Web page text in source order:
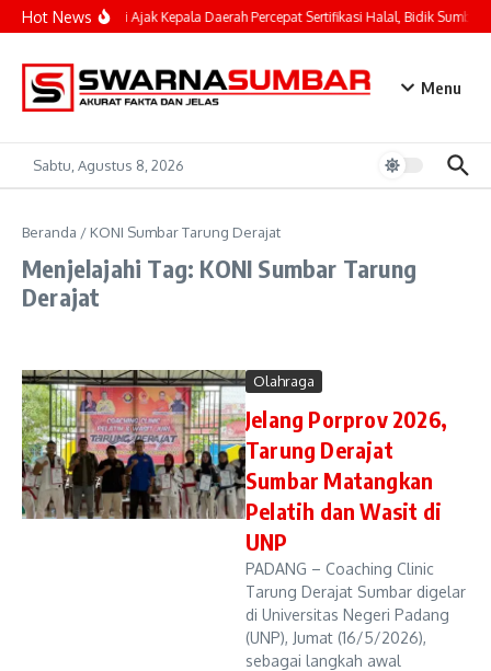
Lewati ke konten
Hot NewsMahyeldi Ajak Kepala Daerah Percepat Sertifikasi Halal, Bidik Sumbar
Menu
Sabtu, Agustus 8, 2026
Beranda / KONI Sumbar Tarung Derajat
Menjelajahi Tag: KONI Sumbar Tarung
Derajat
Olahraga
Jelang Porprov 2026,
Tarung Derajat
Sumbar Matangkan
Pelatih dan Wasit di
UNP
PADANG – Coaching Clinic
Tarung Derajat Sumbar digelar
di Universitas Negeri Padang
(UNP), Jumat (16/5/2026),
sebagai langkah awal